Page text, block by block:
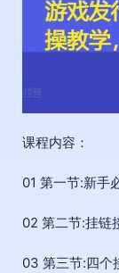
课程内容：
01 第一节:新手
02 第二节:挂链
03 第三节:四个